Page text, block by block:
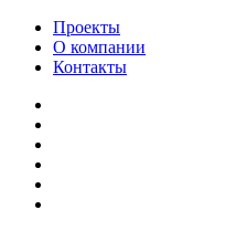
Проекты
О компании
Контакты